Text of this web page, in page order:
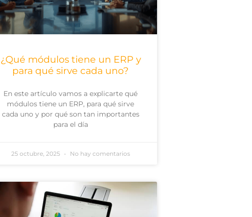
¿Qué módulos tiene un ERP y
para qué sirve cada uno?
En este artículo vamos a explicarte qué
módulos tiene un ERP, para qué sirve
cada uno y por qué son tan importantes
para el día
25 octubre, 2025 No hay comentarios